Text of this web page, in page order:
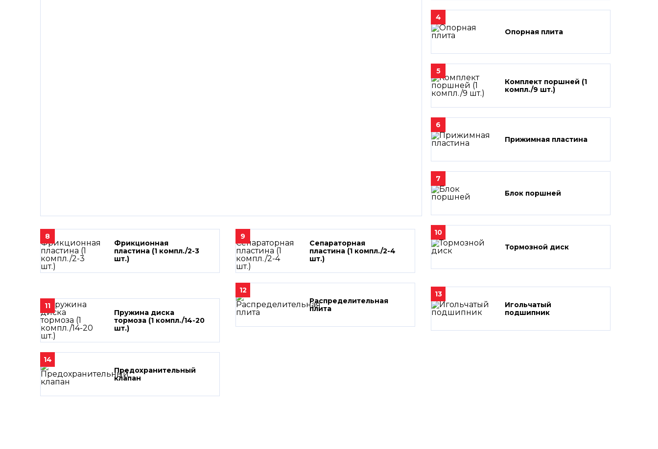
4
Опорная плита
5
Комплект поршней (1
компл./9 шт.)
6
Прижимная пластина
7
Блок поршней
8
Фрикционная
пластина (1 компл./2-3
шт.)
9
Сепараторная
пластина (1 компл./2-4
шт.)
10
Тормозной диск
11
Пружина диска
тормоза (1 компл./14-20
шт.)
12
Распределительная
плита
13
Игольчатый
подшипник
14
Предохранительный
клапан